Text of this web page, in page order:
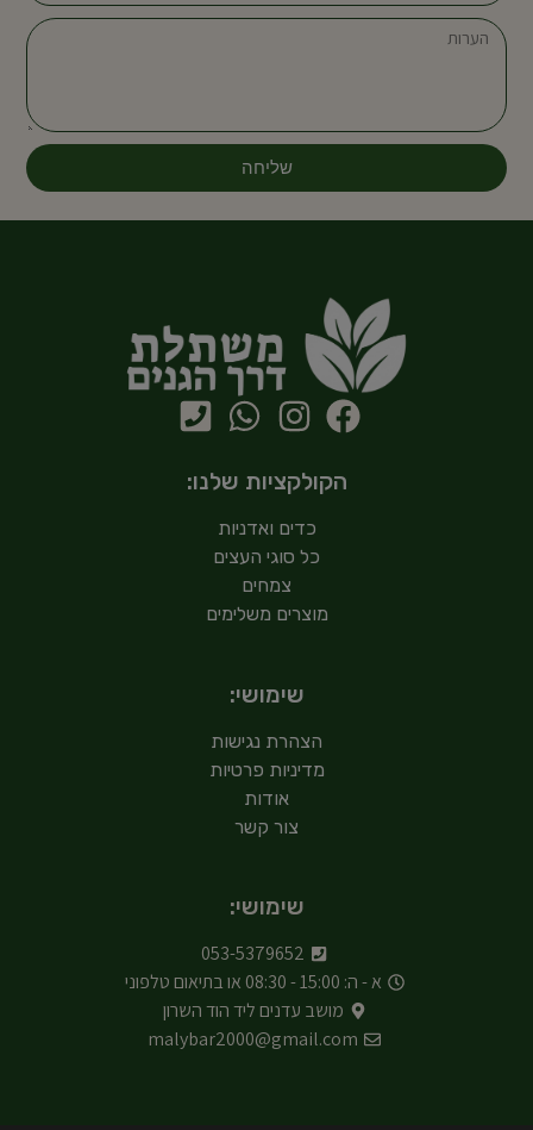
שליחה
הקולקציות שלנו:
כדים ואדניות
כל סוגי העצים
צמחים
מוצרים משלימים
שימושי:
הצהרת נגישות
מדיניות פרטיות
אודות
צור קשר
שימושי:
053-5379652
א - ה: 15:00 - 08:30 או בתיאום טלפוני
מושב עדנים ליד הוד השרון
malybar2000@gmail.com